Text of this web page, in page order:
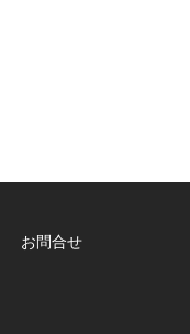
お問合せ